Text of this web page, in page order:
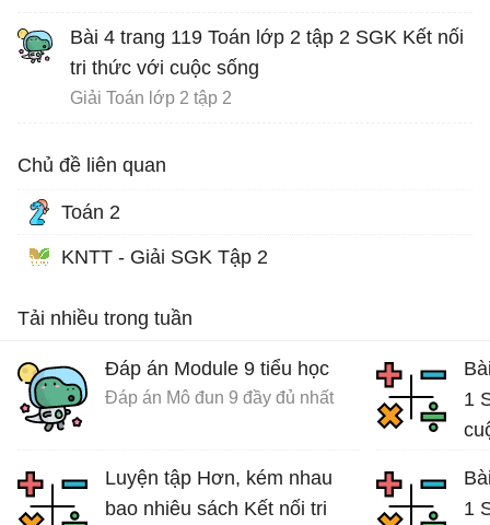
Bài 4 trang 119 Toán lớp 2 tập 2 SGK Kết nối
tri thức với cuộc sống
Giải Toán lớp 2 tập 2
Chủ đề liên quan
Toán 2
KNTT - Giải SGK Tập 2
Tải nhiều trong tuần
Đáp án Module 9 tiểu học
Đáp án Mô đun 9 đầy đủ nhất
Luyện tập Hơn, kém nhau
bao nhiêu sách Kết nối tri
1
1